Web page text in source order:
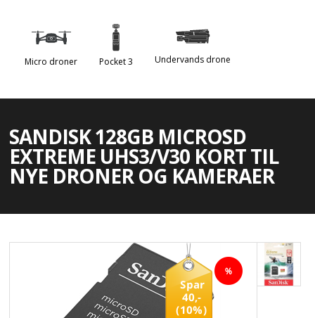
Micro droner Pocket 3 Undervands drone
SANDISK 128GB MICROSD
EXTREME UHS3/V30 KORT TIL
NYE DRONER OG KAMERAER
Spar
40,-
(10%)